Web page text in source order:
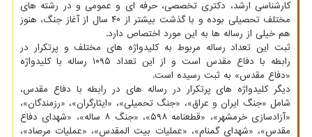
کارشناسی ارشد، دکتری تخصصی، حرفه ای و عمومی و در رشته های
مختلف تحصیلی بوده و با گذشت بیشتر از ۴۰ سال از آغاز جنگ، هنوز
هم خیلی از رساله ها به این مورد اختصاص دارد.
ثبت این تعداد رساله مربوط به کلیدواژه های مختلف و پرتکرار در
رابطه با دفاع مقدس است و از این تعداد ۱۰۹۵ رساله با کلیدواژه
«دفاع مقدس» به ثبت رسیده است.
دیگر کلیدواژه های پرتکرار در رساله های در رابطه با دفاع مقدس،
شامل «جنگ ایران و عراق»، «جنگ تحمیلی»، «ایثارگران»، «رزمندگان»،
«آزادسازی خرمشهر»، «قطعنامه ۵۹۸»، «جنگ ۸ ساله»، «شهدای دفاع
مقدس»، «شهدای گمنام»، «عملیات بیت المقدس»، «عملیات مرصاد»،